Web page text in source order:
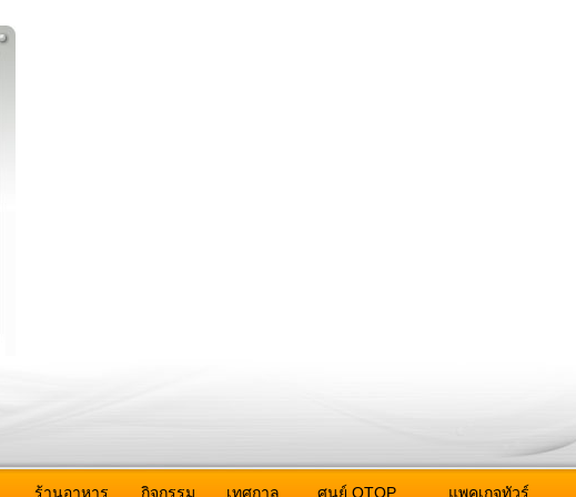
ร้านอาหาร กิจกรรม เทศกาล ศูนย์ OTOP แพคเกจทัวร์